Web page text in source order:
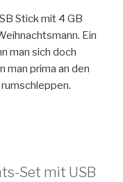
Stick mit 4 GB
Ein
man sich doch
man prima an den
Set mit USB